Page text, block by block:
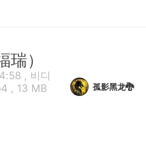
瑞）
, 비디
, 13 MB
孤影黑龙🐉